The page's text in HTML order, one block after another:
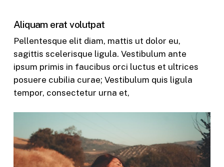
Aliquam erat volutpat
Pellentesque elit diam, mattis ut dolor eu,
sagittis scelerisque ligula. Vestibulum ante
ipsum primis in faucibus orci luctus et ultrices
posuere cubilia curae; Vestibulum quis ligula
tempor, consectetur urna et,